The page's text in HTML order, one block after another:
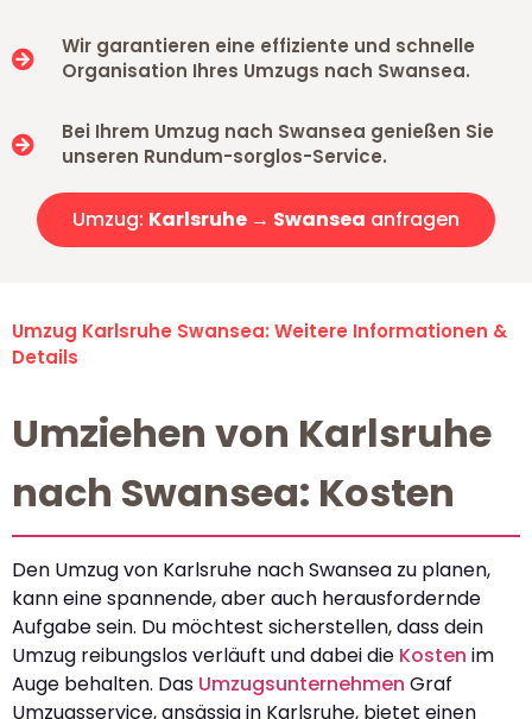
Wir garantieren eine effiziente und schnelle
Organisation Ihres Umzugs nach Swansea.
Bei Ihrem Umzug nach Swansea genießen Sie
unseren Rundum-sorglos-Service.
Umzug: Karlsruhe → Swansea anfragen
Umzug Karlsruhe Swansea: Weitere Informationen &
Details
Umziehen von Karlsruhe
nach Swansea: Kosten
Den Umzug von Karlsruhe nach Swansea zu planen,
kann eine spannende, aber auch herausfordernde
Aufgabe sein. Du möchtest sicherstellen, dass dein
Umzug reibungslos verläuft und dabei die Kosten im
Auge behalten. Das Umzugsunternehmen Graf
Umzugsservice, ansässig in Karlsruhe, bietet einen